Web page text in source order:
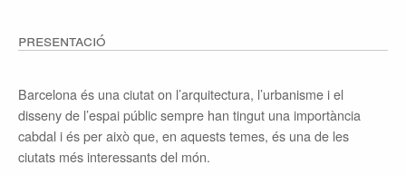
Presentació
Barcelona és una ciutat on l’arquitectura, l’urbanisme i el
disseny de l’espai públic sempre han tingut una importància
cabdal i és per això que, en aquests temes, és una de les
ciutats més interessants del món.